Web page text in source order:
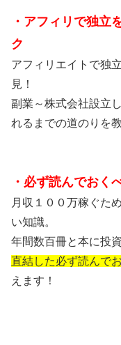
・アフィリで独立
ク
アフィリエイトで独
見！
副業～株式会社設立
れるまでの道のりを
・必ず読んでおく
月収１００万稼ぐた
い知識。
年間数百冊と本に投
直結した必ず読んで
えます！